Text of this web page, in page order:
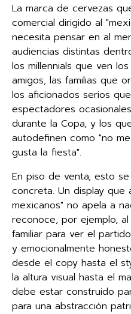
La marca de cervezas
comercial dirigido al
necesita pensar en al
audiencias distintas
los millennials que ven
amigos, las familias que
los aficionados serios
espectadores
durante la Copa, y los
autodefinen como "no
gusta la fiesta".
En piso de venta, esto
concreta. Un display que
mexicanos" no apela a
reconoce, por ejemplo,
familiar para ver el
y emocionalmente
desde el copy hasta el
la altura visual hasta el
debe estar construido
para una abstracción